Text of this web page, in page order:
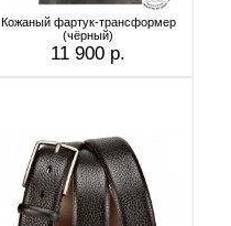
Кожаный фартук-трансформер
(чёрный)
11 900 р.